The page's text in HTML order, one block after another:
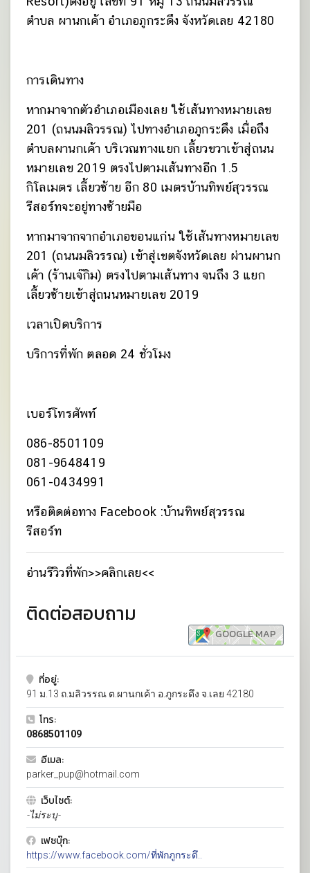
ติดต่อสอบถาม
GOOGLE MAP
ที่อยู่:
91 ม.13 ถ.มลิวรรณ ต.ผานกเค้า อ.ภูกระดึง จ.เลย 42180
โทร:
0868501109
อีเมล:
parker_pup@hotmail.com
เว็บไซต์:
-ไม่ระบุ-
เฟซบุ๊ก:
https://www.facebook.com/ที่พักภูกระดึ..
ตำบล ผานกเค้า อำเภอภูกระดึง จังหวัดเลย 42180
การเดินทาง
หากมาจากตัวอำเภอเมืองเลย ใช้เส้นทางหมายเลข
201 (ถนนมลิวรรณ) ไปทางอำเภอภูกระดึง เมื่อถึง
ตำบลผานกเค้า บริเวณทางแยก เลี้ยวขวาเข้าสู่ถนน
หมายเลข 2019 ตรงไปตามเส้นทางอีก 1.5
กิโลเมตร เลี้ยวซ้าย อีก 80 เมตรบ้านทิพย์สุวรรณ
รีสอร์ทจะอยู่ทางซ้ายมือ
หากมาจากจากอำเภอขอนแก่น ใช้เส้นทางหมายเลข
201 (ถนนมลิวรรณ) เข้าสู่เขตจังหวัดเลย ผ่านผานก
เค้า (ร้านเจ๊กิม) ตรงไปตามเส้นทาง จนถึง 3 แยก
เลี้ยวซ้ายเข้าสู่ถนนหมายเลข 2019
เวลาเปิดบริการ
บริการที่พัก ตลอด 24 ชั่วโมง
เบอร์โทรศัพท์
086-8501109
081-9648419
061-0434991
หรือติดต่อทาง Facebook :บ้านทิพย์สุวรรณ
รีสอร์ท
อ่านรีวิวที่พัก>>คลิกเลย<<